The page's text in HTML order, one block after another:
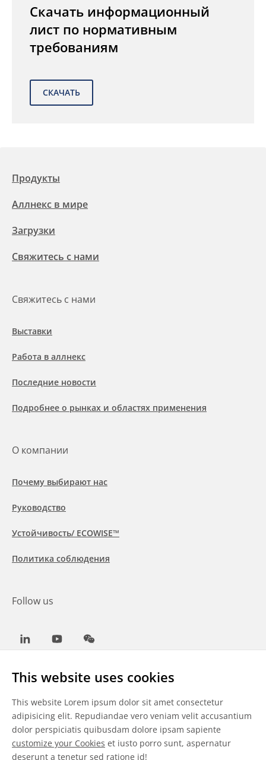
This website uses cookies
This website Lorem ipsum dolor sit amet consectetur
adipisicing elit. Repudiandae vero veniam velit accusantium
dolor perspiciatis quibusdam dolore ipsam sapiente
customize your Cookies et iusto porro sunt, aspernatur
deserunt a tenetur sed ratione id!
Скачать информационный
лист по нормативным
требованиям
Продукты
Аллнекс в мире
Загрузки
Свяжитесь с нами
Свяжитесь с нами
Выставки
Работа в аллнекс
Последние новости
Подробнее о рынках и областях применения
О компании
Почему выбирают нас
Руководство
Устойчивость/ ECOWISE™
Политика соблюдения
Follow us
LinkedInYoutubeWeChat
Общие условия
Отказ от ответственности
Сведения о файлах cookie